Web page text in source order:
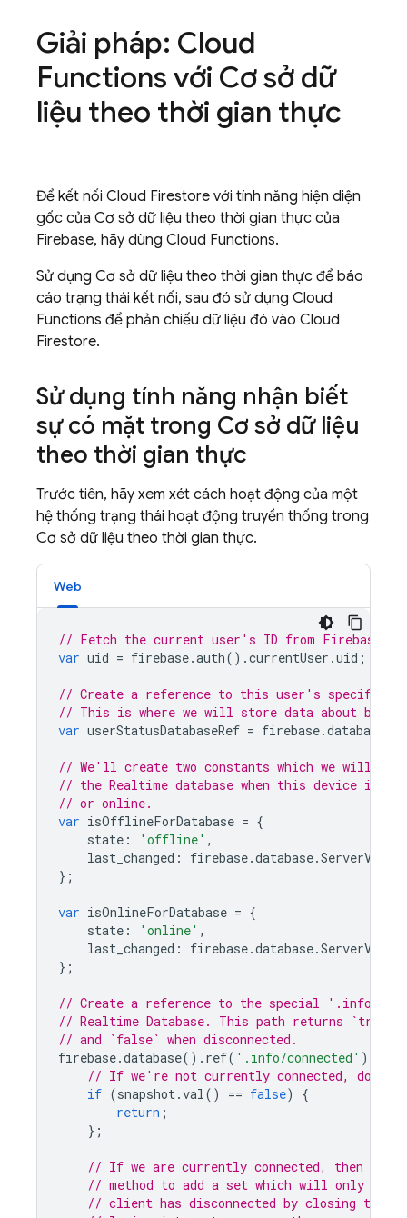
Giải pháp: Cloud
Functions với Cơ sở dữ
liệu theo thời gian thực
Để kết nối Cloud Firestore với tính năng hiện diện
gốc của Cơ sở dữ liệu theo thời gian thực của
Firebase, hãy dùng Cloud Functions.
Sử dụng Cơ sở dữ liệu theo thời gian thực để báo
cáo trạng thái kết nối, sau đó sử dụng Cloud
Functions để phản chiếu dữ liệu đó vào Cloud
Firestore.
Sử dụng tính năng nhận biết
sự có mặt trong Cơ sở dữ liệu
theo thời gian thực
Trước tiên, hãy xem xét cách hoạt động của một
hệ thống trạng thái hoạt động truyền thống trong
Cơ sở dữ liệu theo thời gian thực.
Web
// Fetch the current user's ID from Firebase
var uid = firebase.auth().currentUser .uid ;
// Create a reference to this user's specific
// This is where we will store data about
var userStatusDatabaseRef = firebase.database
// We'll create two constants which we will
// the Realtime database when this device is
// or online.
var isOfflineForDatabase = {
state : 'offline' ,
last_changed : firebase.database.ServerValue
};
var isOnlineForDatabase = {
state : 'online' ,
last_changed : firebase.database.ServerValue
};
// Create a reference to the special '.info/
// Realtime Database. This path returns `true`
// and `false` when disconnected.
firebase.database(). ref( '.info/connected' ).
// If we're not currently connected, don't
if (snapshot.val() == false)
{
return ;
};
// If we are currently connected, then use
// method to add a set which will only
// client has disconnected by closing the